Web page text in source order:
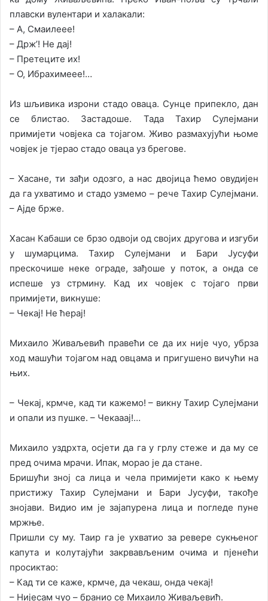
плавски вулентари и халакали:
– А, Смаилеее!
– Држ’! Не дај!
– Претеците их!
– О, Ибрахимеее!…
Из шљивика изрони стадо оваца. Сунце припекло, дан
се блистао. Застадоше. Тада Тахир Сулејмани
примијети човјека са тојагом. Живо размахујући њоме
човјек је тјерао стадо оваца уз брегове.
– Хасане, ти зађи одозго, а нас двојица ћемо овудијен
да га ухватимо и стадо узмемо – рече Тахир Сулејмани.
– Ајде брже.
Хасан Кабаши се брзо одвоји од својих другова и изгуби
у шумарцима. Тахир Сулејмани и Бари Јусуфи
прескочише неке ограде, зађоше у поток, а онда се
испеше уз стрмину. Кад их човјек с тојаго први
примијети, викнуше:
– Чекај! Не ћерај!
Михаило Живаљевић правећи се да их није чуо, убрза
ход машући тојагом над овцама и пригушено вичући на
њих.
– Чекај, крмче, кад ти кажемо! – викну Тахир Сулејмани
и опали из пушке. – Чекааај!…
Михаило уздрхта, осјети да га у грлу стеже и да му се
пред очима мрачи. Ипак, морао је да стане.
Бришући зној са лица и чела примијети како к њему
пристижу Тахир Сулејмани и Бари Јусуфи, такође
знојави. Видио им је зајапурена лица и погледе пуне
мржње.
Пришли су му. Таир га је ухватио за ревере сукњеног
капута и колутајући закрвављеним очима и пјенећи
просиктао:
– Кад ти се каже, крмче, да чекаш, онда чекај!
– Нијесам чуо – бранио се Михаило Живаљевић.